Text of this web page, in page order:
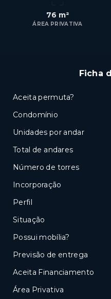
76 m²
ÁREA PRIVATIVA
Ficha
Aceita permuta?
Condomínio
Unidades por andar
Total de andares
Número de torres
Incorporação
Perfil
Situação
Possui mobília?
Previsão de entrega
Aceita Financiamento
Área Privativa